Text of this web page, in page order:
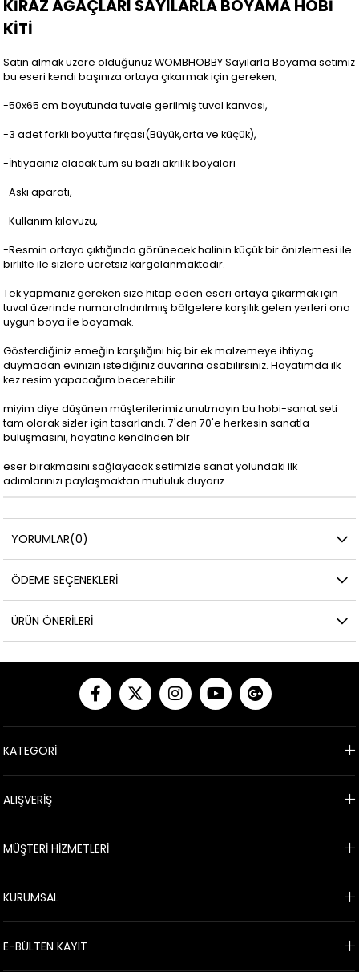
KİRAZ AĞAÇLARI SAYILARLA BOYAMA HOBİ
KİTİ
Satın almak üzere olduğunuz WOMBHOBBY Sayılarla Boyama setimiz
bu eseri kendi başınıza ortaya çıkarmak için gereken;
-50x65 cm boyutunda tuvale gerilmiş tuval kanvası,
-3 adet farklı boyutta fırçası(Büyük,orta ve küçük),
-İhtiyacınız olacak tüm su bazlı akrilik boyaları
-Askı aparatı,
-Kullanım kılavuzu,
-Resmin ortaya çıktığında görünecek halinin küçük bir önizlemesi ile
birlilte ile sizlere ücretsiz kargolanmaktadır.
Tek yapmanız gereken size hitap eden eseri ortaya çıkarmak için
tuval üzerinde numaralndırılmıış bölgelere karşılık gelen yerleri ona
uygun boya ile boyamak.
Gösterdiğiniz emeğin karşılığını hiç bir ek malzemeye ihtiyaç
duymadan evinizin istediğiniz duvarına asabilirsiniz. Hayatımda ilk
kez resim yapacağım becerebilir
miyim diye düşünen müşterilerimiz unutmayın bu hobi-sanat seti
tam olarak sizler için tasarlandı. 7'den 70'e herkesin sanatla
buluşmasını, hayatına kendinden bir
eser bırakmasını sağlayacak setimizle sanat yolundaki ilk
adımlarınızı paylaşmaktan mutluluk duyarız.
YORUMLAR(0)
ÖDEME SEÇENEKLERI
ÜRÜN ÖNERILERI
KATEGORİ
ALIŞVERİŞ
MÜŞTERİ HİZMETLERİ
KURUMSAL
E-BÜLTEN KAYIT